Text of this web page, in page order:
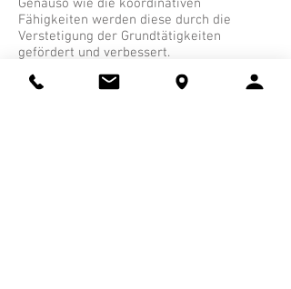
Genauso wie die koordinativen
Fähigkeiten werden diese durch die
Verstetigung der Grundtätigkeiten
gefördert und verbessert.